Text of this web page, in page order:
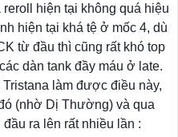
hiện tại không quá hiệu
hiện tại khá tệ ở mốc 4, dù
từ đầu thì cũng rất khó top
dàn tank đầy máu ở late.
làm được điều này,
(nhờ Dị Thường) và qua
ra lên rất nhiều lần :